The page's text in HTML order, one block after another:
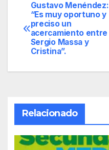
Navegación
de
entradas
Gustavo Menéndez:
“Es muy oportuno y
preciso un
acercamiento entre
Sergio Massa y
Cristina”.
Relacionado